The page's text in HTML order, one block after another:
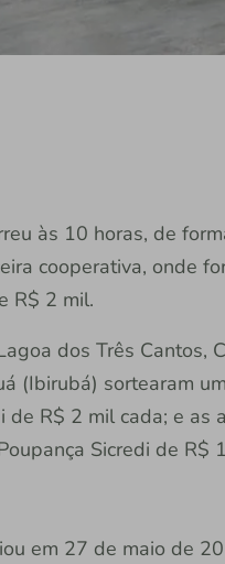
às 10 horas, de
cooperativa, onde
R$ 2 mil.
dos Três Cantos,
(Ibirubá) sortearam
de R$ 2 mil cada; e as
Sicredi de R$
em 27 de maio de